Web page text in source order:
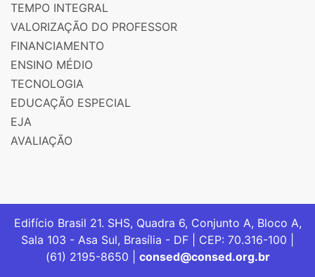
TEMPO INTEGRAL
VALORIZAÇÃO DO PROFESSOR
FINANCIAMENTO
ENSINO MÉDIO
TECNOLOGIA
EDUCAÇÃO ESPECIAL
EJA
AVALIAÇÃO
Edifício Brasil 21. SHS, Quadra 6, Conjunto A, Bloco A,
Sala 103 - Asa Sul, Brasília - DF | CEP: 70.316-100 |
(61) 2195-8650 | consed@consed.org.br